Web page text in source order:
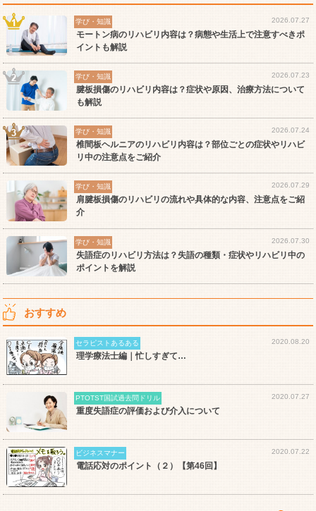
学び・知識 2026.07.27
モートン病のリハビリ内容は？病態や生活上で注意すべきポ
イントも解説
学び・知識 2026.07.23
腱板損傷のリハビリ内容は？症状や原因、治療方法について
も解説
学び・知識 2026.07.24
椎間板ヘルニアのリハビリ内容は？部位ごとの症状やリハビ
リ中の注意点をご紹介
学び・知識 2026.07.29
肩腱板損傷のリハビリの流れや具体的な内容、注意点をご紹
介
学び・知識 2026.07.30
失語症のリハビリ方法は？失語の種類・症状やリハビリ中の
ポイントを解説
おすすめ
セラピストあるある 2020.08.20
理学療法士編｜忙しすぎて…
PTOTST国試過去問ドリル 2020.07.27
重度失語症の評価および介入について
ビジネスマナー 2020.07.22
電話応対のポイント（２）【第46回】